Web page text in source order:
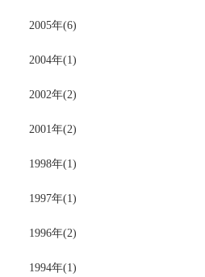
2005年(6)
2004年(1)
2002年(2)
2001年(2)
1998年(1)
1997年(1)
1996年(2)
1994年(1)